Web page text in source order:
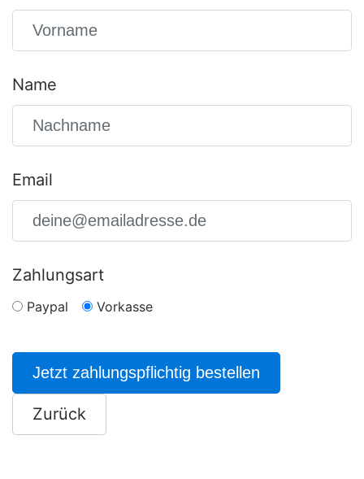
Name
Email
Zahlungsart
Paypal Vorkasse
Jetzt zahlungspflichtig bestellen
Zurück